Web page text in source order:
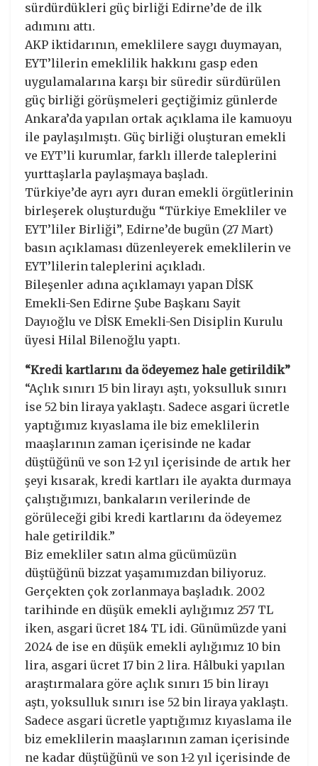
sürdürdükleri güç birliği Edirne’de de ilk
adımını attı.
AKP iktidarının, emeklilere saygı duymayan,
EYT’lilerin emeklilik hakkını gasp eden
uygulamalarına karşı bir süredir sürdürülen
güç birliği görüşmeleri geçtiğimiz günlerde
Ankara’da yapılan ortak açıklama ile kamuoyu
ile paylaşılmıştı. Güç birliği oluşturan emekli
ve EYT’li kurumlar, farklı illerde taleplerini
yurttaşlarla paylaşmaya başladı.
Türkiye’de ayrı ayrı duran emekli örgütlerinin
birleşerek oluşturduğu “Türkiye Emekliler ve
EYT’liler Birliği”, Edirne’de bugün (27 Mart)
basın açıklaması düzenleyerek emeklilerin ve
EYT’lilerin taleplerini açıkladı.
Bileşenler adına açıklamayı yapan DİSK
Emekli-Sen Edirne Şube Başkanı Sayit
Dayıoğlu ve DİSK Emekli-Sen Disiplin Kurulu
üyesi Hilal Bilenoğlu yaptı.
“Kredi kartlarını da ödeyemez hale getirildik”
“Açlık sınırı 15 bin lirayı aştı, yoksulluk sınırı
ise 52 bin liraya yaklaştı. Sadece asgari ücretle
yaptığımız kıyaslama ile biz emeklilerin
maaşlarının zaman içerisinde ne kadar
düştüğünü ve son 1-2 yıl içerisinde de artık her
şeyi kısarak, kredi kartları ile ayakta durmaya
çalıştığımızı, bankaların verilerinde de
görüleceği gibi kredi kartlarını da ödeyemez
hale getirildik.”
Biz emekliler satın alma gücümüzün
düştüğünü bizzat yaşamımızdan biliyoruz.
Gerçekten çok zorlanmaya başladık. 2002
tarihinde en düşük emekli aylığımız 257 TL
iken, asgari ücret 184 TL idi. Günümüzde yani
2024 de ise en düşük emekli aylığımız 10 bin
lira, asgari ücret 17 bin 2 lira. Hâlbuki yapılan
araştırmalara göre açlık sınırı 15 bin lirayı
aştı, yoksulluk sınırı ise 52 bin liraya yaklaştı.
Sadece asgari ücretle yaptığımız kıyaslama ile
biz emeklilerin maaşlarının zaman içerisinde
ne kadar düştüğünü ve son 1-2 yıl içerisinde de